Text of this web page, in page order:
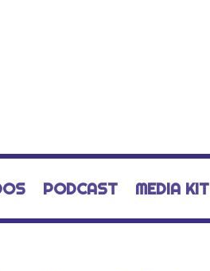
PODCAST MEDIA KIT